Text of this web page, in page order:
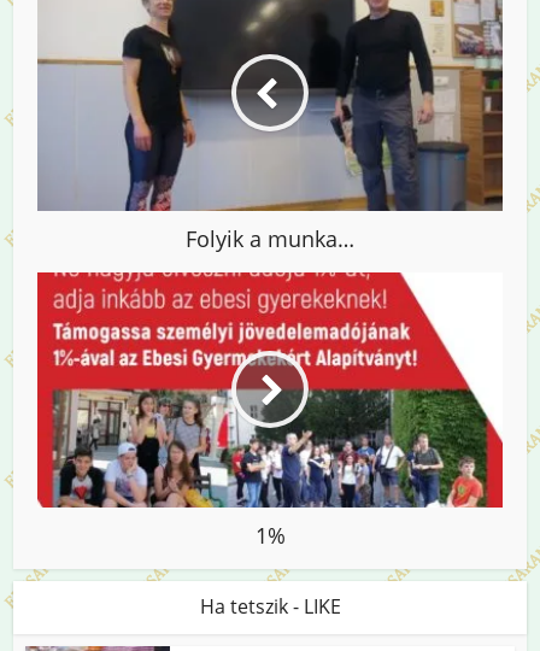
Folyik a munka…
1%
Ha tetszik - LIKE